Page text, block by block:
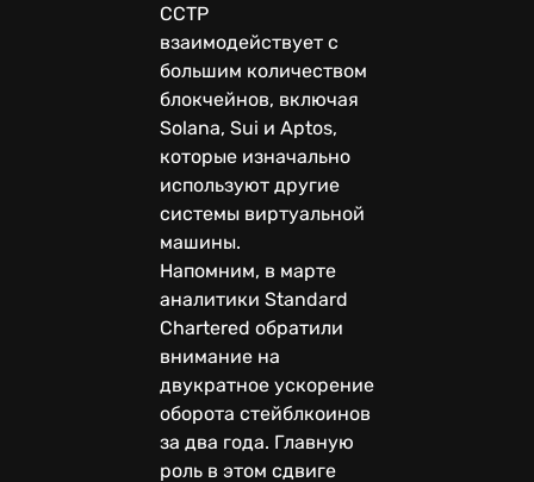
CCTP
взаимодействует с
большим количеством
блокчейнов, включая
Solana, Sui и Aptos,
которые изначально
используют другие
системы виртуальной
машины.
Напомним, в марте
аналитики Standard
Chartered обратили
внимание на
двукратное ускорение
оборота стейблкоинов
за два года. Главную
роль в этом сдвиге